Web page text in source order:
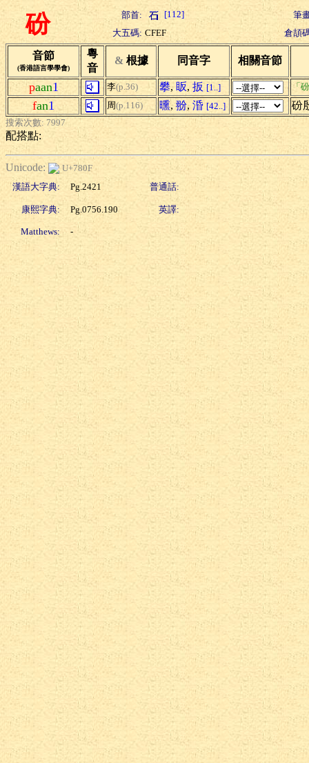
砏 部首: [112]
筆
大五碼: CFEF 倉頡
音節
(香港語言學學會)
粵
音
& 根據 同音字 相關音節
paan1 李(p.36) 攀, 眅, 扳 [1..] 「
fan1 周(p.116) 曛, 翂, 涽 [42..] 砏
搜索次數: 7997
配搭點:
Unicode:
U+780F
漢語大字典:
Pg.2421 普通話:
康熙字典: Pg.0756.190 英譯:
Matthews: -